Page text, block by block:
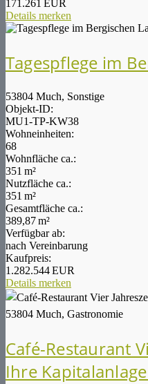
171.261 EUR
Details merken
Tagespflege im
53804 Much, Sonstige
Objekt-ID:
MU1-TP-KW38
Wohneinheiten:
68
Wohnfläche ca.:
351 m²
Nutzfläche ca.:
351 m²
Gesamtfläche ca.:
389,87 m²
Verfügbar ab:
nach Vereinbarung
Kaufpreis:
1.282.544 EUR
Details merken
Café-Restaurant
Ihre